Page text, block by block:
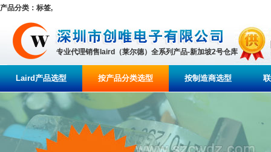
产品分类：标签,
专业代理销售laird（莱尔德）全系列产品-新加坡2号仓库
Laird产品选型 按产品分类选型 按制造商选型